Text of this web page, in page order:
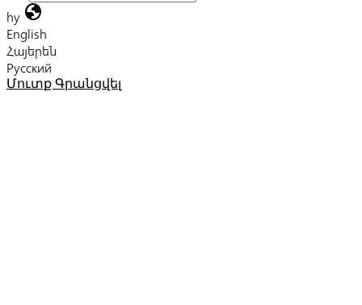
hy globe
English
Հայերեն
Русский
Մուտք Գրանցվել